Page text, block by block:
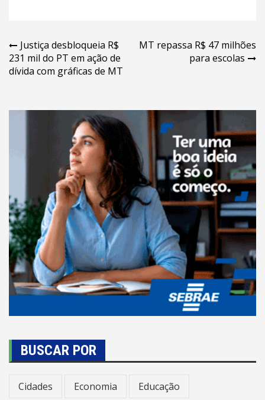
Navegação
de
Justiça desbloqueia R$
231 mil do PT em ação de
dívida com gráficas de MT
MT repassa R$ 47 milhões
para escolas
BUSCAR POR
Cidades Economia Educação